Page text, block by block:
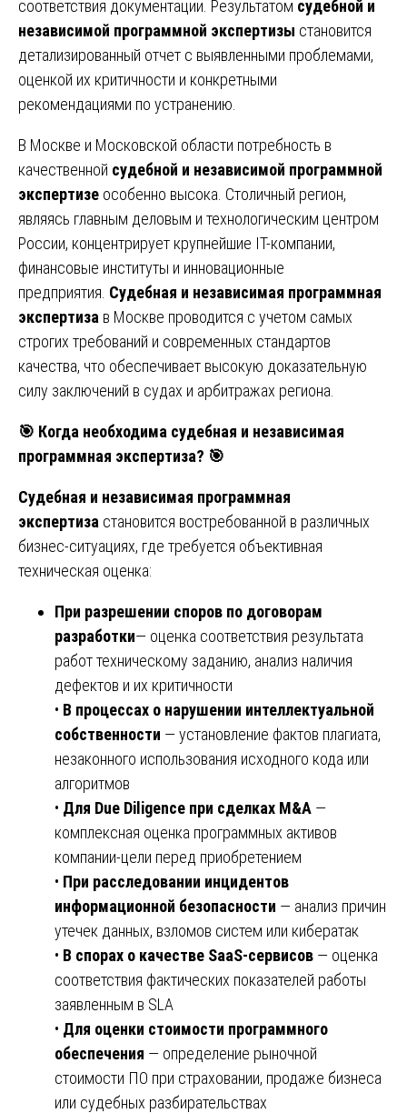
соответствия документации. Результатом судебной и
независимой программной экспертизы становится
детализированный отчет с выявленными проблемами,
оценкой их критичности и конкретными
рекомендациями по устранению.
В Москве и Московской области потребность в
качественной судебной и независимой программной
экспертизе особенно высока. Столичный регион,
являясь главным деловым и технологическим центром
России, концентрирует крупнейшие IT-компании,
финансовые институты и инновационные
предприятия. Судебная и независимая программная
экспертиза в Москве проводится с учетом самых
строгих требований и современных стандартов
качества, что обеспечивает высокую доказательную
силу заключений в судах и арбитражах региона.
🎯 Когда необходима судебная и независимая
программная экспертиза? 🎯
Судебная и независимая программная
экспертиза становится востребованной в различных
бизнес-ситуациях, где требуется объективная
техническая оценка:
При разрешении споров по договорам
разработки— оценка соответствия результата
работ техническому заданию, анализ наличия
дефектов и их критичности
• В процессах о нарушении интеллектуальной
собственности — установление фактов плагиата,
незаконного использования исходного кода или
алгоритмов
• Для Due Diligence при сделках M&A —
комплексная оценка программных активов
компании-цели перед приобретением
• При расследовании инцидентов
информационной безопасности — анализ причин
утечек данных, взломов систем или кибератак
• В спорах о качестве SaaS-сервисов — оценка
соответствия фактических показателей работы
заявленным в SLA
• Для оценки стоимости программного
обеспечения — определение рыночной
стоимости ПО при страховании, продаже бизнеса
или судебных разбирательствах